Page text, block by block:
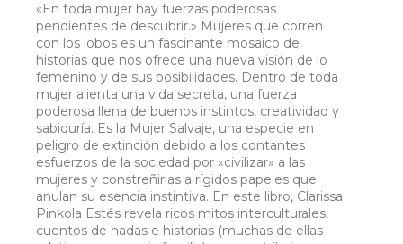
«En toda mujer hay fuerzas poderosas
pendientes de descubrir.» Mujeres que corren
con los lobos es un fascinante mosaico de
historias que nos ofrece una nueva visión de lo
femenino y de sus posibilidades. Dentro de toda
mujer alienta una vida secreta, una fuerza
poderosa llena de buenos instintos, creatividad y
sabiduría. Es la Mujer Salvaje, una especie en
peligro de extinción debido a los contantes
esfuerzos de la sociedad por «civilizar» a las
mujeres y constreñirlas a rígidos papeles que
anulan su esencia instintiva. En este libro, Clarissa
Pinkola Estés revela ricos mitos interculturales,
cuentos de hadas e historias (muchas de ellas